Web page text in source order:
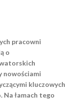
pracowni
o
nowościami
kluczowych
łamach tego